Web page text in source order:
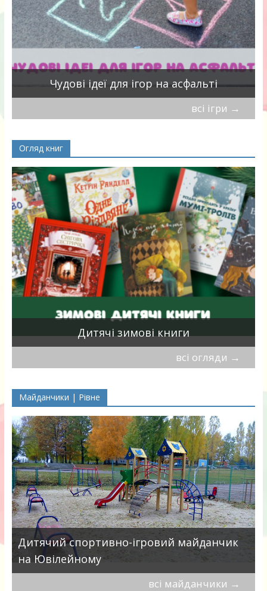
Чудові ідеї для ігор на асфальті
всі ігри →
Огляд книг
Дитячі зимові книги
всі огляди →
Майданчики | Рівне
Дитячий спортивно-ігровий майданчик
на Ювілейному
всі майданчики →